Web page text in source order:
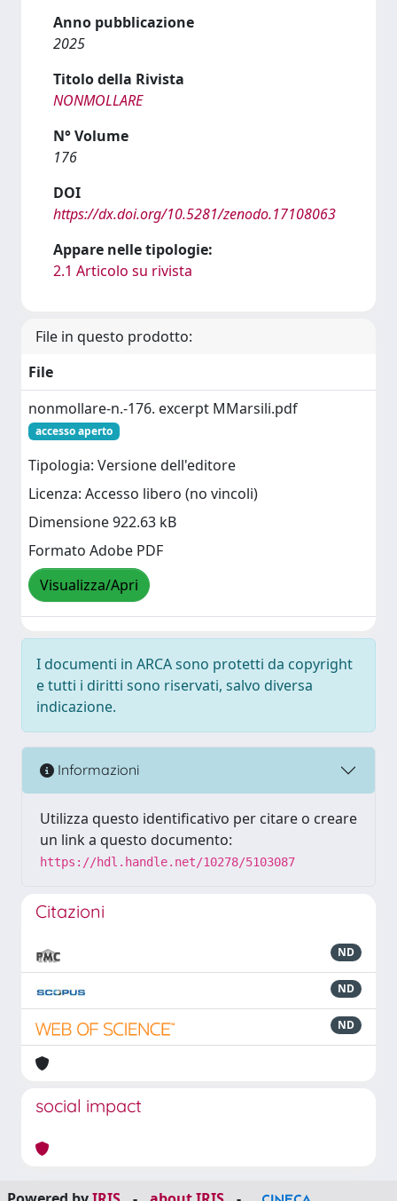
Anno pubblicazione
2025
Titolo della Rivista
NONMOLLARE
N° Volume
176
DOI
https://dx.doi.org/10.5281/zenodo.17108063
Appare nelle tipologie:
2.1 Articolo su rivista
File in questo prodotto:
File
nonmollare-n.-176. excerpt MMarsili.pdf
accesso aperto
Tipologia: Versione dell'editore
Licenza: Accesso libero (no vincoli)
Dimensione 922.63 kB
Formato Adobe PDF
Visualizza/Apri
I documenti in ARCA sono protetti da copyright
e tutti i diritti sono riservati, salvo diversa
indicazione.
Informazioni
Utilizza questo identificativo per citare o creare
un link a questo documento:
https://hdl.handle.net/10278/5103087
Citazioni
ND
ND
ND
social impact